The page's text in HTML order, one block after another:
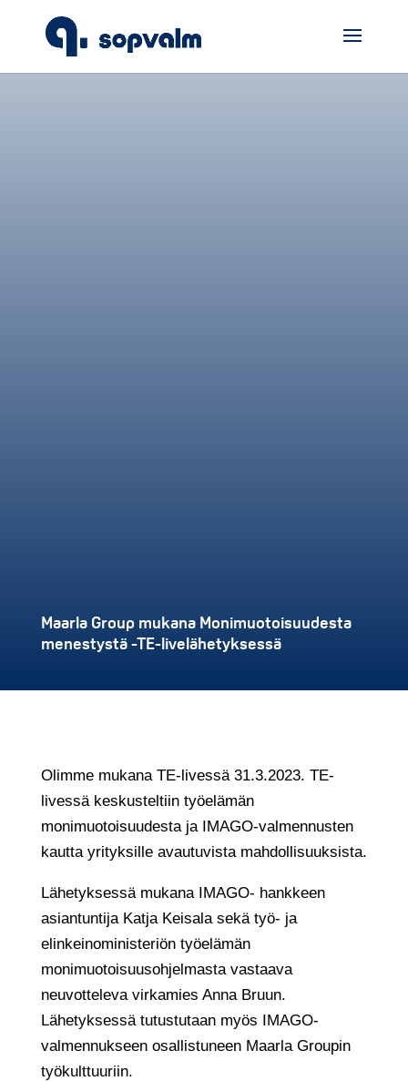
Maarla Group mukana Monimuotoisuudesta
menestystä -TE-livelähetyksessä
Olimme mukana TE-livessä 31.3.2023. TE-
livessä keskusteltiin työelämän
monimuotoisuudesta ja IMAGO-valmennusten
kautta yrityksille avautuvista mahdollisuuksista.
Lähetyksessä mukana IMAGO- hankkeen
asiantuntija Katja Keisala sekä työ- ja
elinkeinoministeriön työelämän
monimuotoisuusohjelmasta vastaava
neuvotteleva virkamies Anna Bruun.
Lähetyksessä tutustutaan myös IMAGO-
valmennukseen osallistuneen Maarla Groupin
työkulttuuriin.